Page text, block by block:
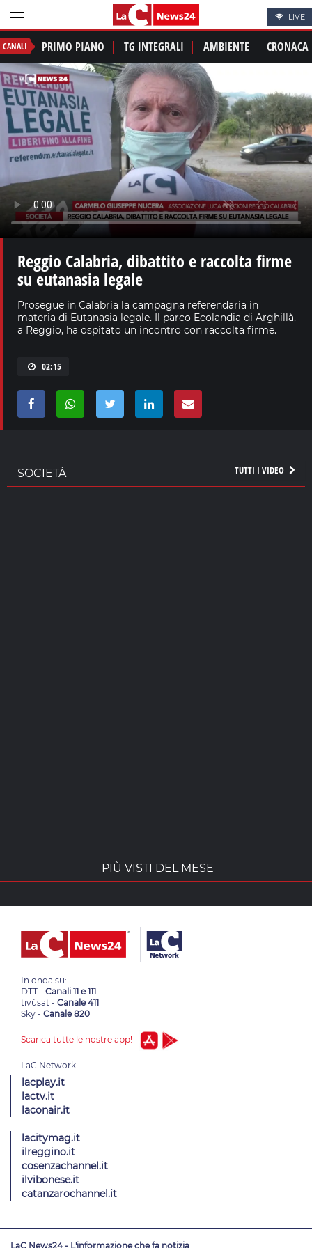
LIVE
CANALI PRIMO PIANO TG INTEGRALI AMBIENTE CRONACA
Reggio Calabria, dibattito e raccolta firme
su eutanasia legale
Prosegue in Calabria la campagna referendaria in
materia di Eutanasia legale. Il parco Ecolandia di Arghillà,
a Reggio, ha ospitato un incontro con raccolta firme.
02:15
TUTTI I VIDEO
SOCIETÀ
PIÙ VISTI DEL MESE
In onda su:
DTT - Canali 11 e 111
tivùsat - Canale 411
Sky - Canale 820
Scarica tutte le nostre app!
lacplay.it
lactv.it
laconair.it
lacitymag.it
ilreggino.it
cosenzachannel.it
ilvibonese.it
catanzarochannel.it
LaC News24 - L'informazione che fa notizia